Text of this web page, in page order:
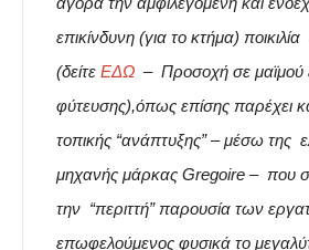
επικίνδυνη (για το κτήμα)
(δείτε ΕΔΩ – Προσοχή σε μαϊμού
φύτευσης),όπως επίσης παρέχει
τοπικής “ανάπτυξης” – μέσω της
μηχανής μάρκας Gregoire – που
την “περιττή” παρουσία των
επωφελούμενος φυσικά το